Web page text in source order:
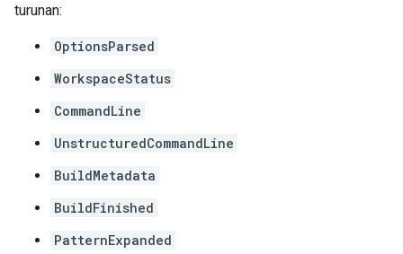
turunan:
OptionsParsed
WorkspaceStatus
CommandLine
UnstructuredCommandLine
BuildMetadata
BuildFinished
PatternExpanded